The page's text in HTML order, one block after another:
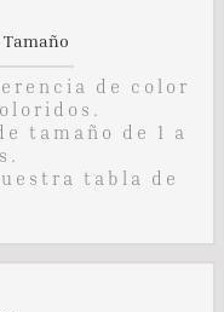
Tamaño
de color
tamaño de 1 a
tabla de